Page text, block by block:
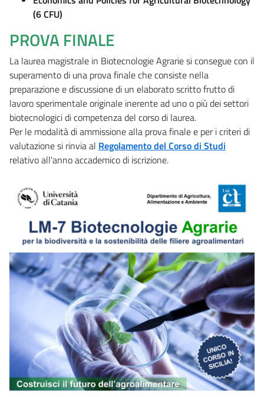
(6 CFU)
PROVA FINALE
La laurea magistrale in Biotecnologie Agrarie si consegue con il
superamento di una prova finale che consiste nella
preparazione e discussione di un elaborato scritto frutto di
lavoro sperimentale originale inerente ad uno o più dei settori
biotecnologici di competenza del corso di laurea.
Per le modalità di ammissione alla prova finale e per i criteri di
valutazione si rinvia al Regolamento del Corso di Studi
relativo all'anno accademico di iscrizione.